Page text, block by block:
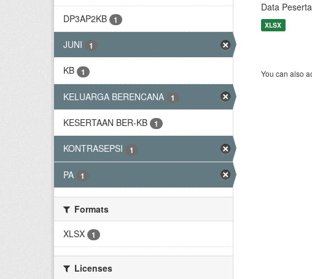
DP3AP2KB 1
JUNI 1
KB 1
KELUARGA BERENCANA 1
KESERTAAN BER-KB 1
KONTRASEPSI 1
PA 1
Formats
XLSX
1
Licenses
Data
XLSX
You can also